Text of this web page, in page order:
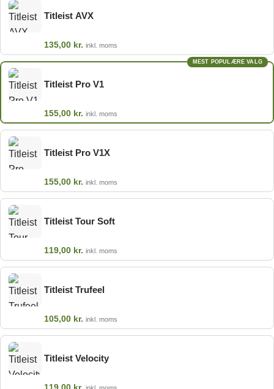
Titleist AVX
135,00 kr. inkl. moms
Titleist Pro V1
155,00 kr. inkl. moms
MEST POPULÆRE VALG
Titleist Pro V1X
155,00 kr. inkl. moms
Titleist Tour Soft
119,00 kr. inkl. moms
Titleist Trufeel
105,00 kr. inkl. moms
Titleist Velocity
119,00 kr.